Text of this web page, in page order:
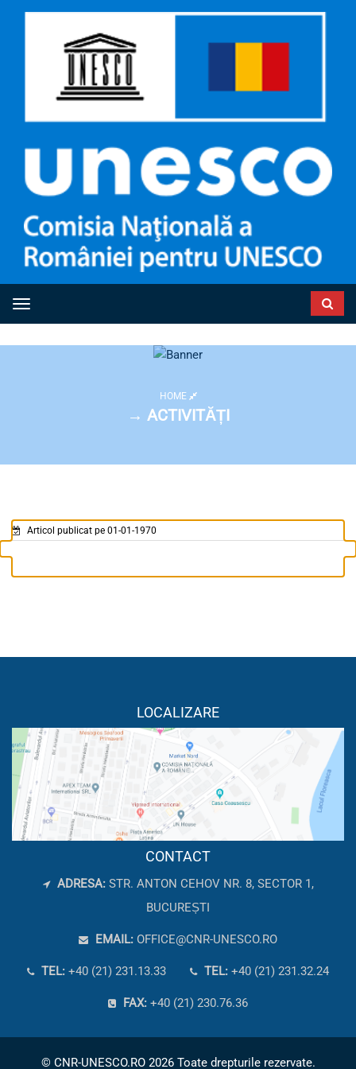
Toggle navigation
HOME
→ ACTIVITĂȚI
Articol publicat pe 01-01-1970
LOCALIZARE
CONTACT
ADRESA: STR. ANTON CEHOV NR. 8, SECTOR 1,
BUCUREȘTI
EMAIL: OFFICE@CNR-UNESCO.RO
TEL: +40 (21) 231.13.33 TEL: +40 (21) 231.32.24
FAX: +40 (21) 230.76.36
© CNR-UNESCO.RO 2026 Toate drepturile rezervate.